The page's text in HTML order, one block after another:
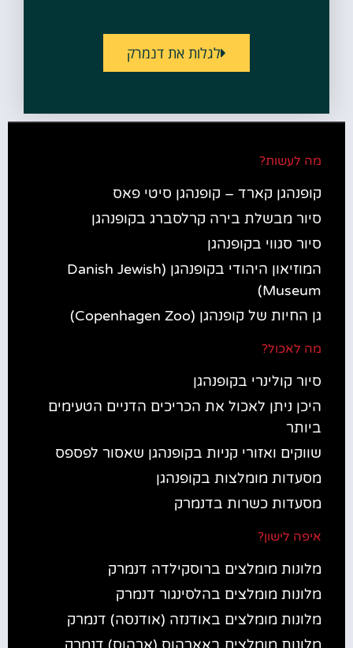
לגלות את דנמרק
מה לעשות?
קופנהגן קארד – קופנהגן סיטי פאס
סיור מבשלת בירה קרלסברג בקופנהגן
סיור סגווי בקופנהגן
המוזיאון היהודי בקופנהגן (Danish Jewish
Museum)
גן החיות של קופנהגן (Copenhagen Zoo)
מה לאכול?
סיור קולינרי בקופנהגן
היכן ניתן לאכול את הכריכים הדניים הטעימים
ביותר
שווקים ואזורי קניות בקופנהגן שאסור לפספס
מסעדות מומלצות בקופנהגן
מסעדות כשרות בדנמרק
איפה לישון?
מלונות מומלצים ברוסקילדה דנמרק
מלונות מומלצים בהלסינגור דנמרק
מלונות מומלצים באודנזה (אודנסה) דנמרק